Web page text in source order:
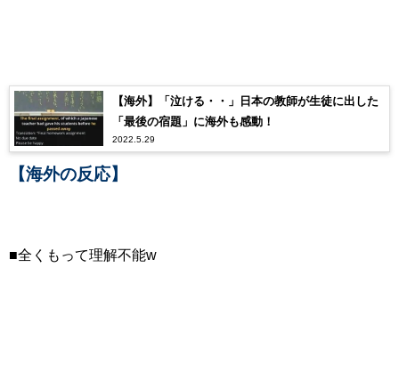
【海外】「泣ける・・」日本の教師が生徒に出した
「最後の宿題」に海外も感動！
2022.5.29
【海外の反応】
■全くもって理解不能w